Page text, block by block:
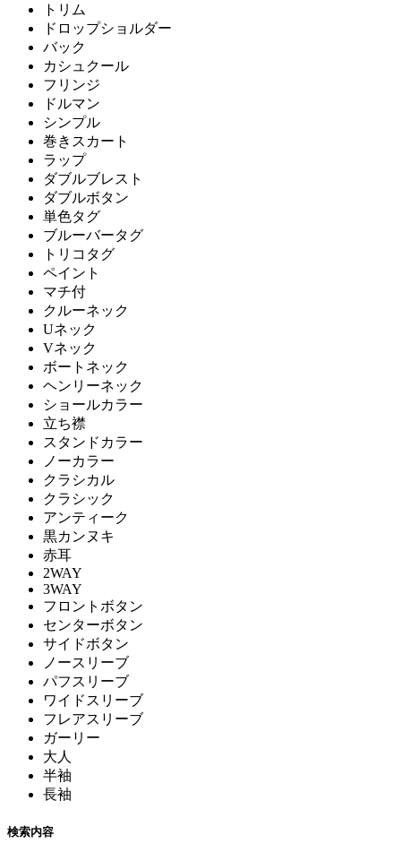
トリム
ドロップショルダー
バック
カシュクール
フリンジ
ドルマン
シンプル
巻きスカート
ラップ
ダブルブレスト
ダブルボタン
単色タグ
ブルーバータグ
トリコタグ
ペイント
マチ付
クルーネック
Uネック
Vネック
ボートネック
ヘンリーネック
ショールカラー
立ち襟
スタンドカラー
ノーカラー
クラシカル
クラシック
アンティーク
黒カンヌキ
赤耳
2WAY
3WAY
フロントボタン
センターボタン
サイドボタン
ノースリーブ
パフスリーブ
ワイドスリーブ
フレアスリーブ
ガーリー
大人
半袖
長袖
検索内容